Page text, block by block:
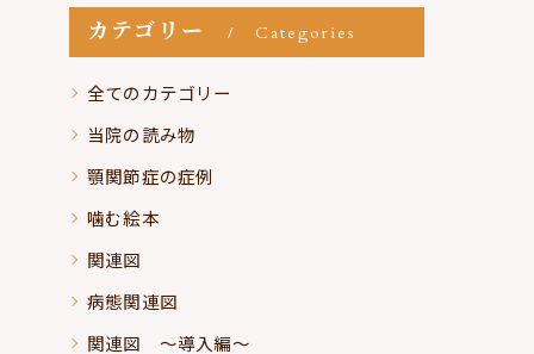
カテゴリー Categories
全てのカテゴリー
当院の読み物
顎関節症の症例
噛む絵本
関連図
病態関連図
関連図 ～導入編～